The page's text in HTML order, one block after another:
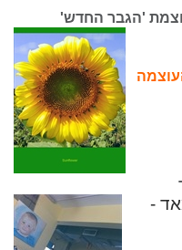
'הגבר החדש'
-